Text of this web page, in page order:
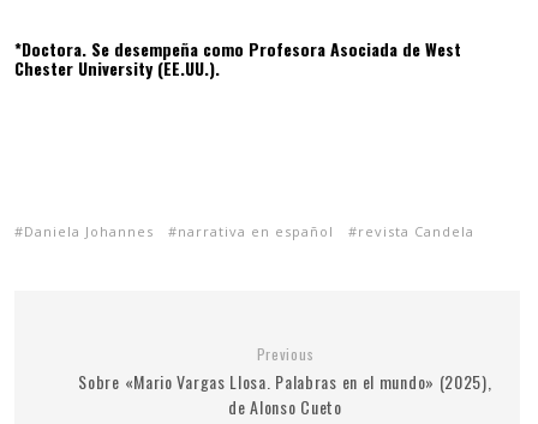
*Doctora. Se desempeña como Profesora Asociada de West
Chester University (EE.UU.).
Daniela Johannes narrativa en español revista Candela
Previous
Sobre «Mario Vargas Llosa. Palabras en el mundo» (2025),
de Alonso Cueto